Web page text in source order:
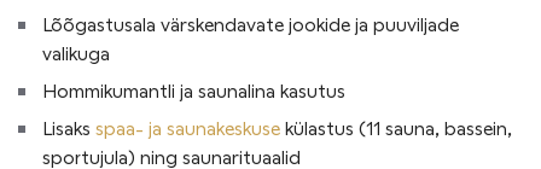
Lõõgastusala värskendavate jookide ja puuviljade
valikuga
Hommikumantli ja saunalina kasutus
Lisaks spaa- ja saunakeskuse külastus (11 sauna, bassein,
sportujula) ning saunarituaalid